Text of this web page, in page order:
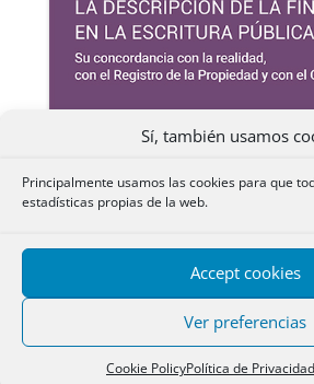
Sí, también usamos
Principalmente usamos las cookies para que
estadísticas propias de la web.
Accept cookies
Ver preferencias
Cookie PolicyPolítica de Privacidad